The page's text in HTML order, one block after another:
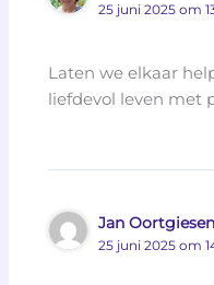
25 juni 2025 om
Laten we elkaar
liefdevol leven met
Jan Oortgiesen
25 juni 2025 om